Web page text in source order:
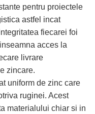
pentru proiectele
astfel incat
fiecarei foi
acces la
livrare
zincare.
uniform de zinc care
ruginei. Acest
materialului chiar si in